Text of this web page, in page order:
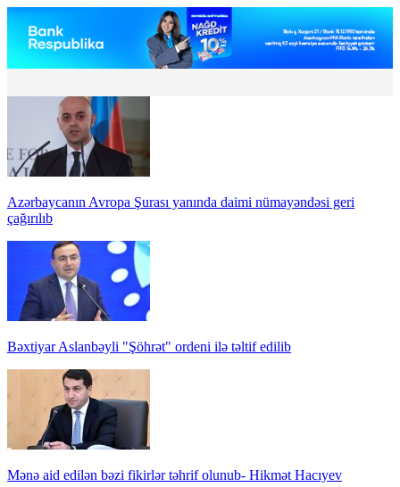
Azərbaycanın Avropa Şurası yanında daimi nümayəndəsi geri
çağırılıb
Bəxtiyar Aslanbəyli "Şöhrət" ordeni ilə təltif edilib
Mənə aid edilən bəzi fikirlər təhrif olunub- Hikmət Hacıyev